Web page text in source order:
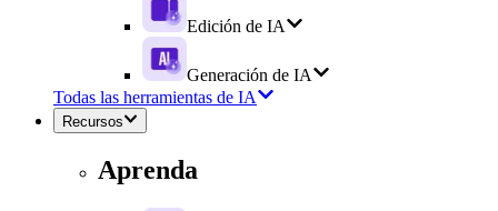
Edición de IA
Generación de IA
Todas las herramientas de IA
Recursos
Aprenda